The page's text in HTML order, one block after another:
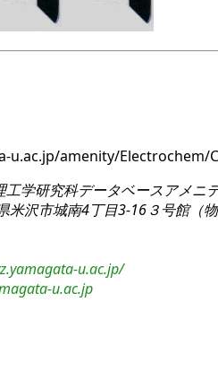
u.ac.jp/amenity/Electrochem/
学研究科データベースアメニ
沢市城南4丁目3-16３号館（
u.ac.jp/
u.ac.jp